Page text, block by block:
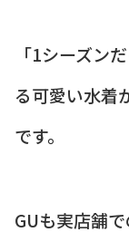
「1シーズン
る可愛い水着
です。
GUも実店舗